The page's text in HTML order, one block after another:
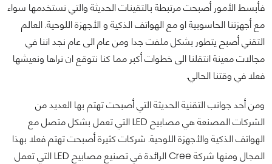
فأبسط الأمور أصبحت مرتبطة بالتقينات الحديثة والتي نستخدمها سواء
مع أجهزتنا الحاسوبية او مع الهواتف الذكية و الأجهزة اللوحية. العالم
التقني أصبح يتطور بشكل ملفت جدا ومن عام الى عام نجد اننا في
مجالات معينة انتقلنا الى خطوات أكبر مما كنا نتوقع ان نراها ونعيشها
فعلا في وقتنا الحالي.
ومن أحد جوانب التقنية الحديثة التي أصبحت تهتم بها العديد من
الشركات المصنعة هي مصابيح LED التي تعمل بشكل متصل مع
الهواتف الذكية والأجهزة اللوحية. شركات كثيرة أصبحت تهتم فعلا بهذا
المجال ومنها شركة Cree الرائدة في تصنيع مصابيح LED التي تعمل